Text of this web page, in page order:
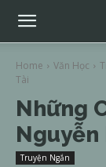
Home Văn Học
Tài
Những
Nguyễn
Truyện Ngắn